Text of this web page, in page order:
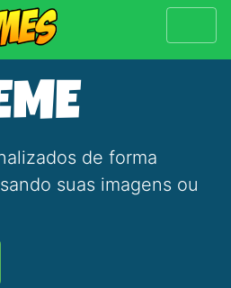
de forma
suas imagens ou